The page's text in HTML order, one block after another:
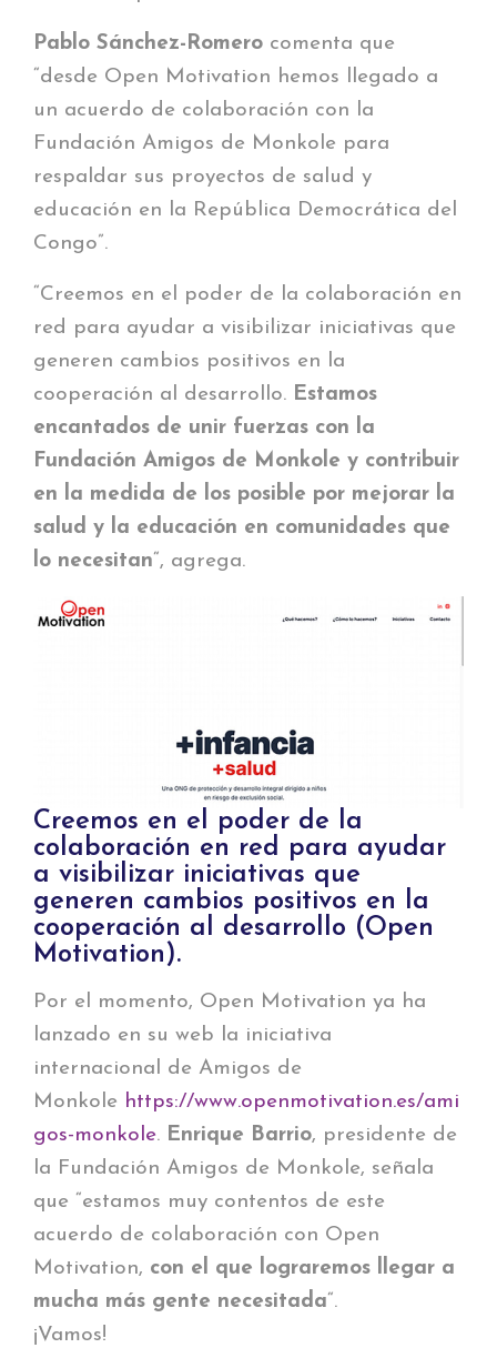
Pablo Sánchez-Romero comenta que
“desde Open Motivation hemos llegado a
un acuerdo de colaboración con la
Fundación Amigos de Monkole para
respaldar sus proyectos de salud y
educación en la República Democrática del
Congo”.
“Creemos en el poder de la colaboración en
red para ayudar a visibilizar iniciativas que
generen cambios positivos en la
cooperación al desarrollo. Estamos
encantados de unir fuerzas con la
Fundación Amigos de Monkole y contribuir
en la medida de los posible por mejorar la
salud y la educación en comunidades que
lo necesitan“, agrega.
Creemos en el poder de la
colaboración en red para ayudar
a visibilizar iniciativas que
generen cambios positivos en la
cooperación al desarrollo (Open
Motivation).
Por el momento, Open Motivation ya ha
lanzado en su web la iniciativa
internacional de Amigos de
Monkole https://www.openmotivation.es/ami
gos-monkole. Enrique Barrio, presidente de
la Fundación Amigos de Monkole, señala
que “estamos muy contentos de este
acuerdo de colaboración con Open
Motivation, con el que lograremos llegar a
mucha más gente necesitada“.
¡Vamos!